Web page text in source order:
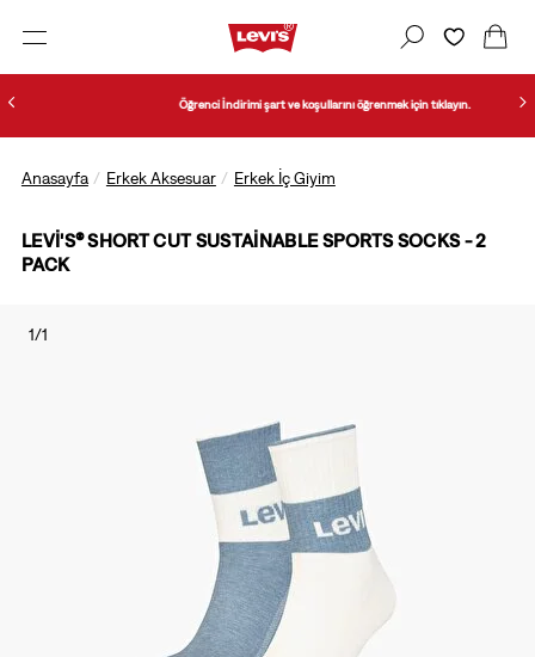
Öğrenci İndirimi şart ve koşullarını öğrenmek için tıklayın.
Anasayfa Erkek Aksesuar Erkek İç Giyim
LEVI'S® SHORT CUT SUSTAINABLE SPORTS SOCKS - 2
PACK
1/1